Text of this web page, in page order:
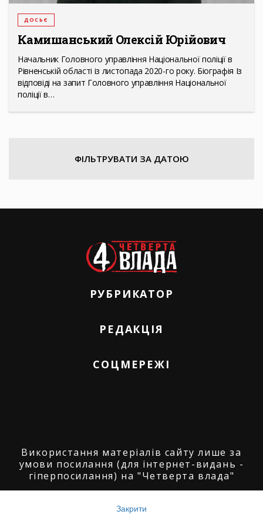
ДОСЬЄ
Камишанський Олексій Юрійович
Начальник Головного управління Національної поліції в
Рівненській області із листопада 2020-го року. Біографія Із
відповіді на запит Головного управління Національної
поліції в…
ФІЛЬТРУВАТИ ЗА ДАТОЮ
РУБРИКАТОР
РЕДАКЦІЯ
СОЦМЕРЕЖІ
Використання матеріалів сайту лише за
умови посилання (для інтернет-видань -
гіперпосилання) на "Четверта влада"
"Четверта влада": 2008-2026.
Закрити